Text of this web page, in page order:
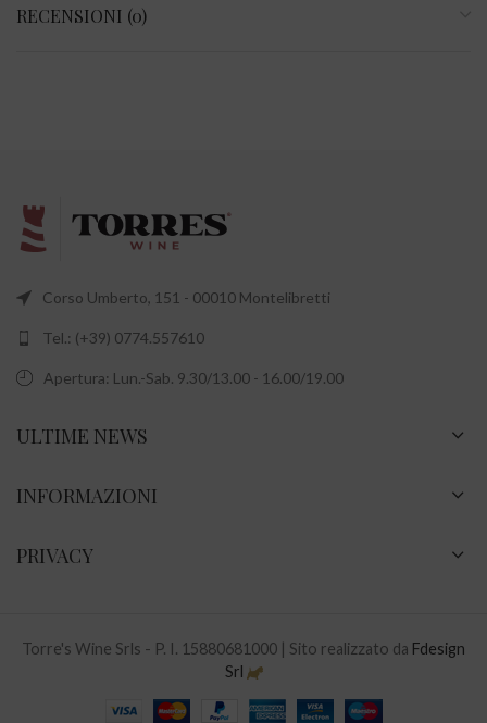
RECENSIONI (0)
Corso Umberto, 151 - 00010 Montelibretti
Tel.: (+39) 0774.557610
Apertura: Lun.-Sab. 9.30/13.00 - 16.00/19.00
ULTIME NEWS
INFORMAZIONI
PRIVACY
Torre's Wine Srls - P. I. 15880681000 | Sito realizzato da Fdesign
Srl